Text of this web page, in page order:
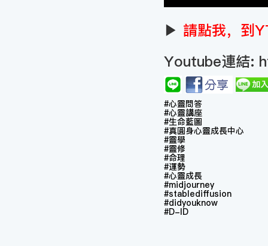
▶ 請點我，到
Youtube連結:
#心靈問答
#心靈講座
#生命藍圖
#真圓身心靈成長中心
#靈學​
#靈修
#命理
#運勢
#心靈成長
#midjourney
#stablediffusion
#didyouknow
#D-ID